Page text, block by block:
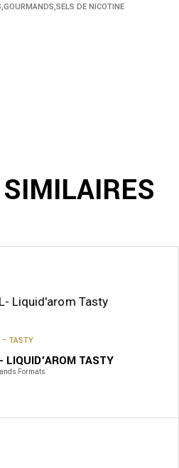
,GOURMANDS,SELS DE NICOTINE
– TASTY
LIQUID’AROM TASTY
Formats